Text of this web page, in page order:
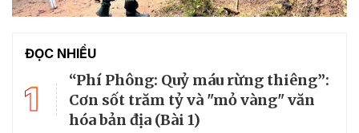
ĐỌC NHIỀU
1
“Phí Phông: Quỷ máu rừng thiêng”:
Cơn sốt trăm tỷ và "mỏ vàng" văn
hóa bản địa (Bài 1)